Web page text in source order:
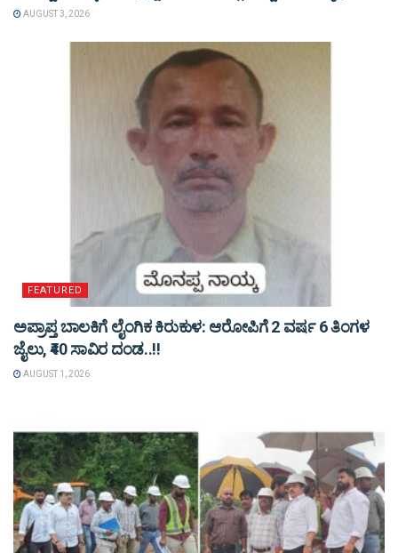
AUGUST 3, 2026
FEATURED
ಅಪ್ರಾಪ್ತ ಬಾಲಕಿಗೆ ಲೈಂಗಿಕ ಕಿರುಕುಳ: ಆರೋಪಿಗೆ 2 ವರ್ಷ 6 ತಿಂಗಳ
ಜೈಲು, ₹40 ಸಾವಿರ ದಂಡ..!!
AUGUST 1, 2026